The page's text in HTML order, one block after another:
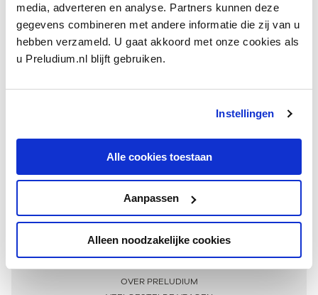
media, adverteren en analyse. Partners kunnen deze
gegevens combineren met andere informatie die zij van u
hebben verzameld. U gaat akkoord met onze cookies als
u Preludium.nl blijft gebruiken.
Instellingen
Alle cookies toestaan
Aanpassen
Alleen noodzakelijke cookies
Meer informatie
OVER PRELUDIUM